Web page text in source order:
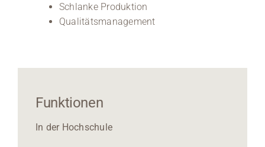
Schlanke Produktion
Qualitätsmanagement
Funktionen
In der Hochschule